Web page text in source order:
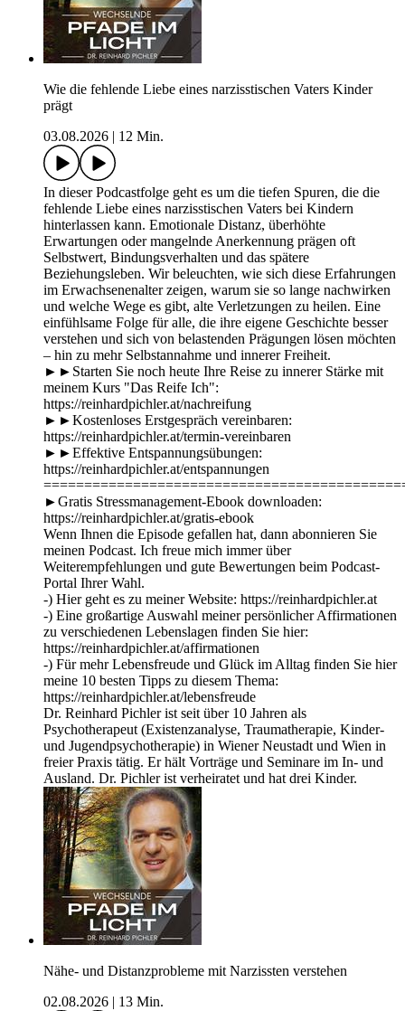
Wie die fehlende Liebe eines narzisstischen Vaters Kinder
prägt
03.08.2026
12 Min.
In dieser Podcastfolge geht es um die tiefen Spuren, die die
fehlende Liebe eines narzisstischen Vaters bei Kindern
hinterlassen kann. Emotionale Distanz, überhöhte
Erwartungen oder mangelnde Anerkennung prägen oft
Selbstwert, Bindungsverhalten und das spätere
Beziehungsleben. Wir beleuchten, wie sich diese Erfahrungen
im Erwachsenenalter zeigen, warum sie so lange nachwirken
und welche Wege es gibt, alte Verletzungen zu heilen. Eine
einfühlsame Folge für alle, die ihre eigene Geschichte besser
verstehen und sich von belastenden Prägungen lösen möchten
– hin zu mehr Selbstannahme und innerer Freiheit.
►►Starten Sie noch heute Ihre Reise zu innerer Stärke mit
meinem Kurs "Das Reife Ich":
https://reinhardpichler.at/nachreifung
►►Kostenloses Erstgespräch vereinbaren:
https://reinhardpichler.at/termin-vereinbaren
►►Effektive Entspannungsübungen:
https://reinhardpichler.at/entspannungen
►Gratis Stressmanagement-Ebook downloaden:
https://reinhardpichler.at/gratis-ebook
Wenn Ihnen die Episode gefallen hat, dann abonnieren Sie
meinen Podcast. Ich freue mich immer über
Weiterempfehlungen und gute Bewertungen beim Podcast-
Portal Ihrer Wahl.
-) Hier geht es zu meiner Website: https://reinhardpichler.at
-) Eine großartige Auswahl meiner persönlicher Affirmationen
zu verschiedenen Lebenslagen finden Sie hier:
https://reinhardpichler.at/affirmationen
-) Für mehr Lebensfreude und Glück im Alltag finden Sie hier
meine 10 besten Tipps zu diesem Thema:
https://reinhardpichler.at/lebensfreude
Dr. Reinhard Pichler ist seit über 10 Jahren als
Psychotherapeut (Existenzanalyse, Traumatherapie, Kinder-
und Jugendpsychotherapie) in Wiener Neustadt und Wien in
freier Praxis tätig. Er hält Vorträge und Seminare im In- und
Ausland. Dr. Pichler ist verheiratet und hat drei Kinder.
Nähe- und Distanzprobleme mit Narzissten verstehen
02.08.2026
13 Min.